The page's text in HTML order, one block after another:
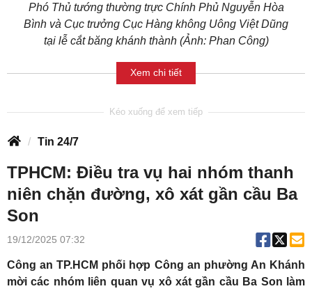
Phó Thủ tướng thường trực Chính Phủ Nguyễn Hòa
Bình và Cục trưởng Cục Hàng không Uông Việt Dũng
tại lễ cắt băng khánh thành (Ảnh: Phan Công)
Xem chi tiết
Tin 24/7
TPHCM: Điều tra vụ hai nhóm thanh
niên chặn đường, xô xát gần cầu Ba
Son
19/12/2025 07:32
Công an TP.HCM phối hợp Công an phường An Khánh
mời các nhóm liên quan vụ xô xát gần cầu Ba Son làm